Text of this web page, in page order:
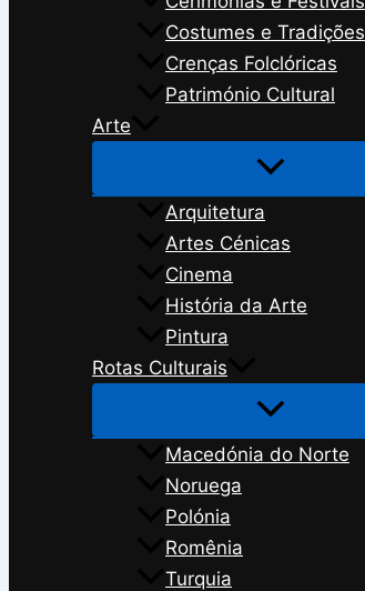
Costumes e Tradições
Crenças Folclóricas
Património Cultural
Arte
Arquitetura
Artes Cénicas
Cinema
História da Arte
Pintura
Rotas Culturais
Macedónia do Norte
Noruega
Polónia
Romênia
Turquia